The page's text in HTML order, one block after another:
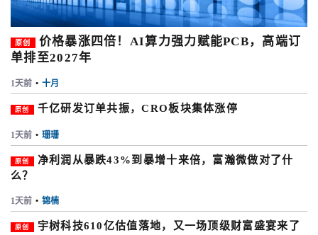
原创
价格暴涨四倍！AI算力强力赋能PCB，高端订
单排至2027年
1天前 • 十月
原创 千亿研发订单共振，CRO板块集体涨停
1天前 • 珊珊
原创
净利润从暴跌43%到暴增十来倍，富瀚微做对了什
么？
1天前 • 锦楠
原创 宇树科技610亿估值落地，又一场顶级财富盛宴来了